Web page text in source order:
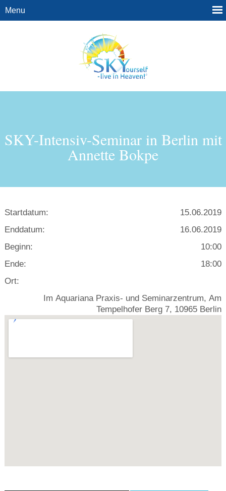
SKY-Intensiv-Seminar in Berlin mit
Annette Bokpe
Startdatum:
15.06.2019
Enddatum:
16.06.2019
Beginn:
10:00
Ende:
18:00
Ort:
Im Aquariana Praxis- und Seminarzentrum, Am
Tempelhofer Berg 7, 10965 Berlin